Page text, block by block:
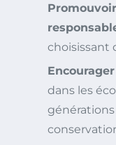
choisissant
dans les
générations